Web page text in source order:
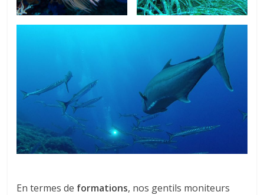
En termes de formations, nos gentils moniteurs